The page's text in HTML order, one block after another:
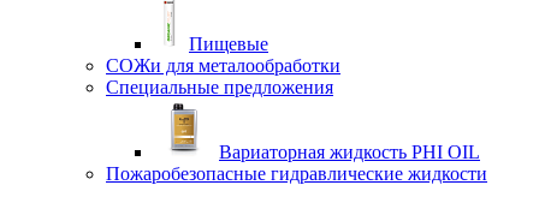
Пищевые
СОЖи для металообработки
Специальные предложения
Вариаторная жидкость PHI OIL
Пожаробезопасные гидравлические жидкости